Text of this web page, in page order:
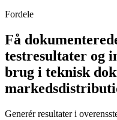
Fordele
Få
testresultater og
brug i teknisk
Generér resultater i